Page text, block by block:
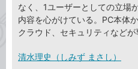
なく、1ユーザーとしての立場
内容を心がけている。PC本体
クラウド、セキュリティなどが
清水理史（しみず まさし）